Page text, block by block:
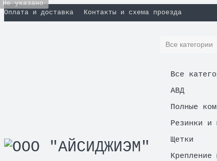
Оплата и доставка Контакты и схема проезда
Все категории
Все
АВД
Полные
Резинки и
Щетки
Крепление
Не указано